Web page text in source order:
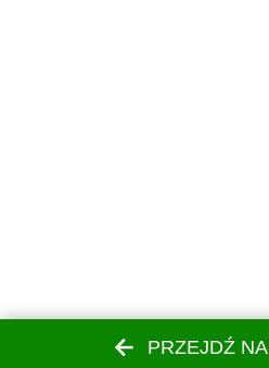
PRZEJDŹ NA